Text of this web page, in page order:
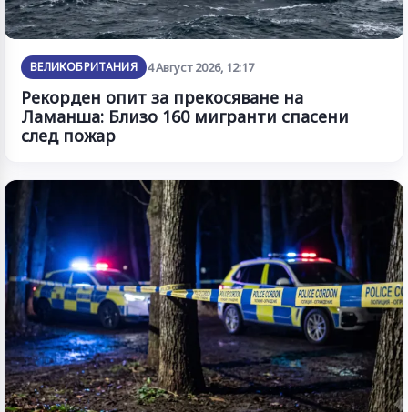
ВЕЛИКОБРИТАНИЯ 4 Август 2026, 12:17
Рекорден опит за прекосяване на
Ламанша: Близо 160 мигранти спасени
след пожар